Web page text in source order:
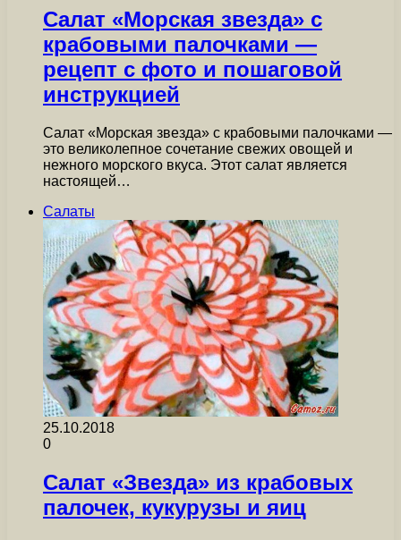
Салат «Морская звезда» с
крабовыми палочками —
рецепт с фото и пошаговой
инструкцией
Салат «Морская звезда» с крабовыми палочками —
это великолепное сочетание свежих овощей и
нежного морского вкуса. Этот салат является
настоящей…
Салаты
25.10.2018
0
Салат «Звезда» из крабовых
палочек, кукурузы и яиц